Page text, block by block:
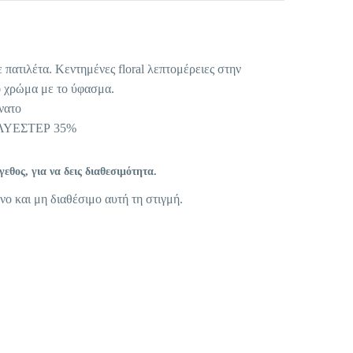
Κεντημένες floral λεπτομέρειες στην
χρώμα με το ύφασμα.
35%
για να δεις διαθεσιμότητα.
και μη διαθέσιμο αυτή τη στιγμή.